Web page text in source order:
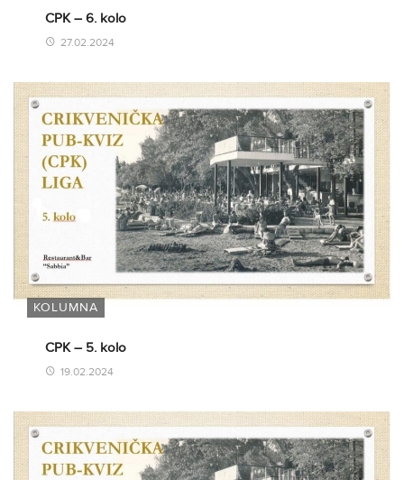
CPK – 6. kolo
27.02.2024
KOLUMNA
CPK – 5. kolo
19.02.2024